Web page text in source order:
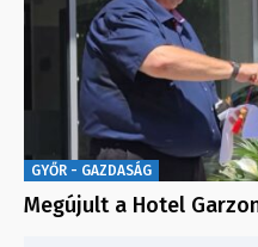
GYŐR - GAZDASÁG
Megújult a Hotel